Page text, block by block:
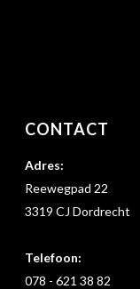
CONTACT
Adres:
Reewegpad 22
3319 CJ Dordrecht
Telefoon:
078 - 621 38 82